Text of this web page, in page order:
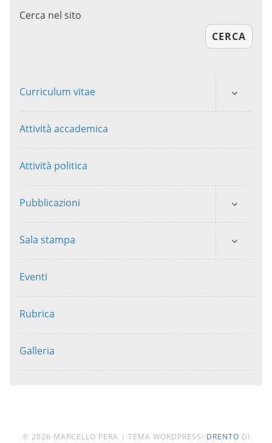
Cerca nel sito
CERCA
Curriculum vitae
Attività accademica
Attività politica
Pubblicazioni
Sala stampa
Eventi
Rubrica
Galleria
© 2026 MARCELLO PERA | TEMA WORDPRESS: DRENTO DI